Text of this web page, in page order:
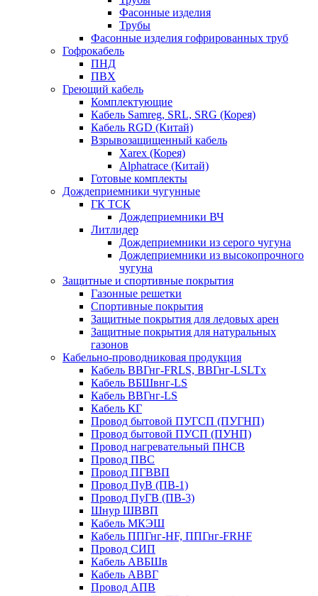
Фасонные изделия
Трубы
Фасонные изделия гофрированных труб
Гофрокабель
ПНД
ПВХ
Греющий кабель
Комплектующие
Кабель Samreg, SRL, SRG (Корея)
Кабель RGD (Китай)
Взрывозащищенный кабель
Xarex (Корея)
Alphatrace (Китай)
Готовые комплекты
Дождеприемники чугунные
ГК ТСК
Дождеприемники ВЧ
Литлидер
Дождеприемники из серого чугуна
Дождеприемники из высокопрочного
чугуна
Защитные и спортивные покрытия
Газонные решетки
Спортивные покрытия
Защитные покрытия для ледовых арен
Защитные покрытия для натуральных
газонов
Кабельно-проводниковая продукция
Кабель ВВГнг-FRLS, ВВГнг-LSLTx
Кабель ВБШвнг-LS
Кабель ВВГнг-LS
Кабель КГ
Провод бытовой ПУГСП (ПУГНП)
Провод бытовой ПУСП (ПУНП)
Провод нагревательный ПНСВ
Провод ПВС
Провод ПГВВП
Провод ПуВ (ПВ-1)
Провод ПуГВ (ПВ-3)
Шнур ШВВП
Кабель МКЭШ
Кабель ППГнг-HF, ППГнг-FRHF
Провод СИП
Кабель АВБШв
Кабель АВВГ
Провод АПВ